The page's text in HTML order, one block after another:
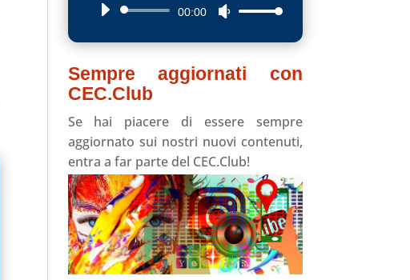
Audio
00:00
Usa
freccia
aumentare
diminuire
il
volume.
Sempre aggiornati con
CEC.Club
Se hai piacere di essere sempre
aggiornato sui nostri nuovi contenuti,
entra a far parte del CEC.Club!